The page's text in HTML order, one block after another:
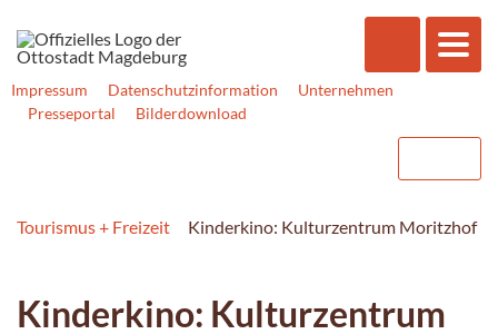
Impressum Datenschutzinformation
Unternehmen
Presseportal
Bilderdownload
Tourismus + Freizeit Kinderkino: Kulturzentrum Moritzhof
Kinderkino: Kulturzentrum